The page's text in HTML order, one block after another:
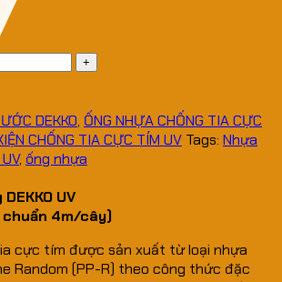
DEKKO, ỐNG NHỰA CHỐNG TIA CỰC
CHỐNG TIA CỰC TÍM UV Tags: Nhựa
UV, ống nhựa
DEKKO UV
4m/cây)
cực tím được sản xuất từ loại nhựa
Random (PP-R) theo công thức đặc